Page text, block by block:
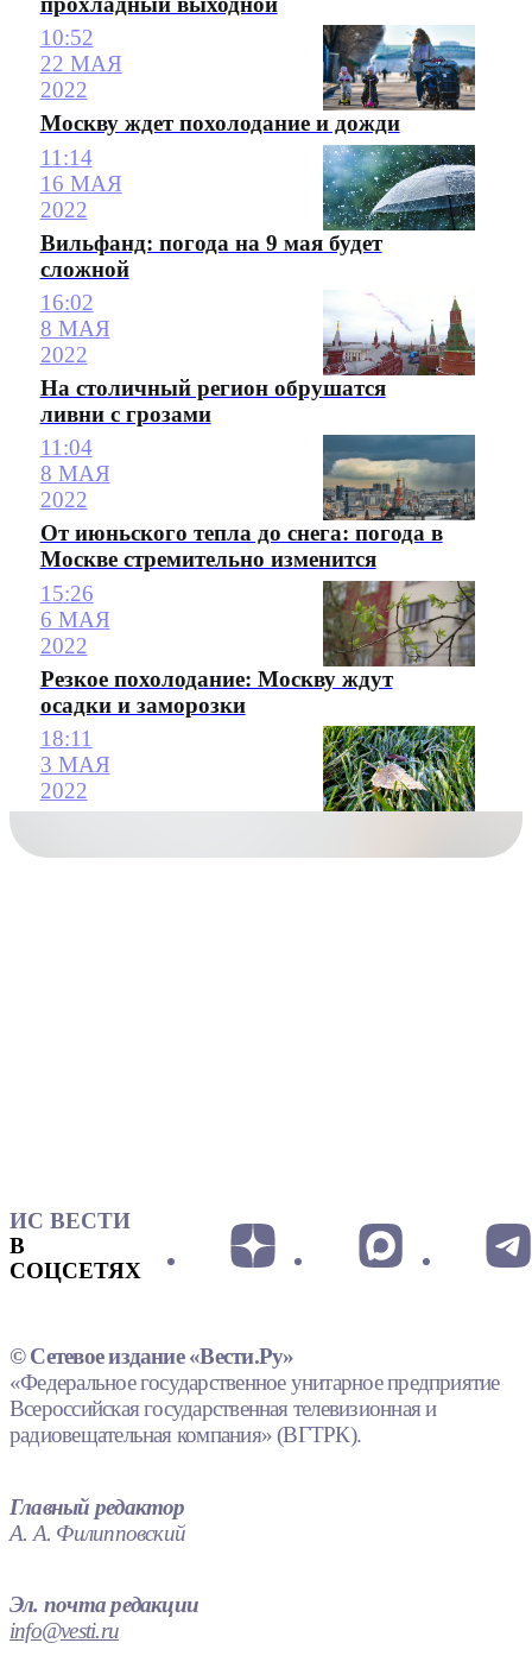
10:52
22 МАЯ
2022
Москву ждет похолодание и дожди
11:14
16 МАЯ
2022
Вильфанд: погода на 9 мая будет
сложной
16:02
8 МАЯ
2022
На столичный регион обрушатся
ливни с грозами
11:04
8 МАЯ
2022
От июньского тепла до снега: погода в
Москве стремительно изменится
15:26
6 МАЯ
2022
Резкое похолодание: Москву ждут
осадки и заморозки
18:11
3 МАЯ
2022
ИС ВЕСТИ
В
СОЦСЕТЯХ
© Сетевое издание «Вести.Ру»
«Федеральное государственное унитарное предприятие
Всероссийская государственная телевизионная и
радиовещательная компания» (ВГТРК).
Главный редактор
А. А. Филипповский
Эл. почта редакции
info@vesti.ru